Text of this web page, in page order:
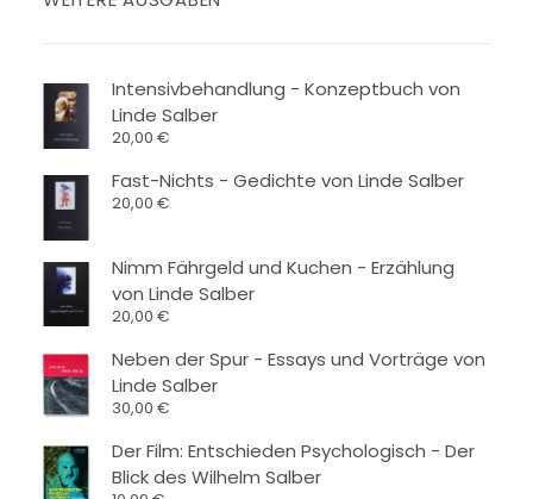
Intensivbehandlung - Konzeptbuch von
Linde Salber
20,00 €
Fast-Nichts - Gedichte von Linde Salber
20,00 €
Nimm Fährgeld und Kuchen - Erzählung
von Linde Salber
20,00 €
Neben der Spur - Essays und Vorträge von
Linde Salber
30,00 €
Der Film: Entschieden Psychologisch - Der
Blick des Wilhelm Salber